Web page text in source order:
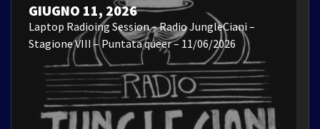
GIUGNO 11, 2026
Laptop Radioing Session – Radio JungleCiani –
Stagione VIII – Puntata queer – 11/06/2026